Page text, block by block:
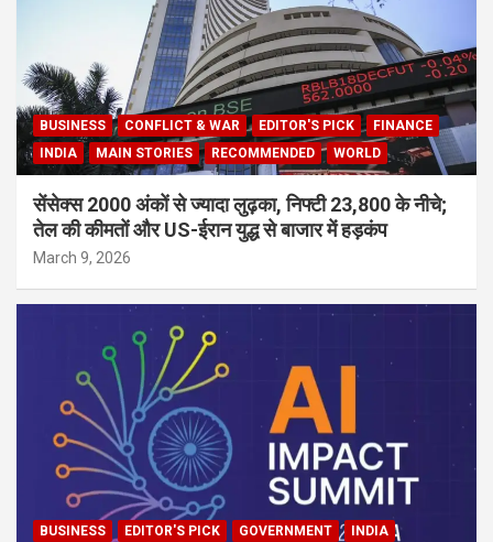
BUSINESS CONFLICT & WAR EDITOR'S PICK
FINANCE
INDIA
MAIN STORIES RECOMMENDED WORLD
सेंसेक्स 2000 अंकों से ज्यादा लुढ़का, निफ्टी 23,800 के नीचे;
तेल की कीमतों और US-ईरान युद्ध से बाजार में हड़कंप
March 9, 2026
BUSINESS EDITOR'S PICK GOVERNMENT
INDIA